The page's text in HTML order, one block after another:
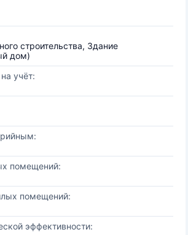
строительства, Здание
дом)
учёт:
помещений:
помещений:
эффективности: